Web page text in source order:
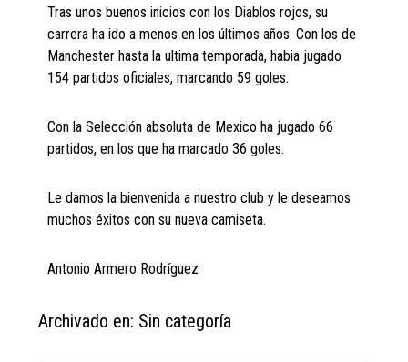
Tras unos buenos inicios con los Diablos rojos, su
carrera ha ido a menos en los últimos años. Con los de
Manchester hasta la ultima temporada, habia jugado
154 partidos oficiales, marcando 59 goles.
Con la Selección absoluta de Mexico ha jugado 66
partidos, en los que ha marcado 36 goles.
Le damos la bienvenida a nuestro club y le deseamos
muchos éxitos con su nueva camiseta.
Antonio Armero Rodríguez
Archivado en: Sin categoría